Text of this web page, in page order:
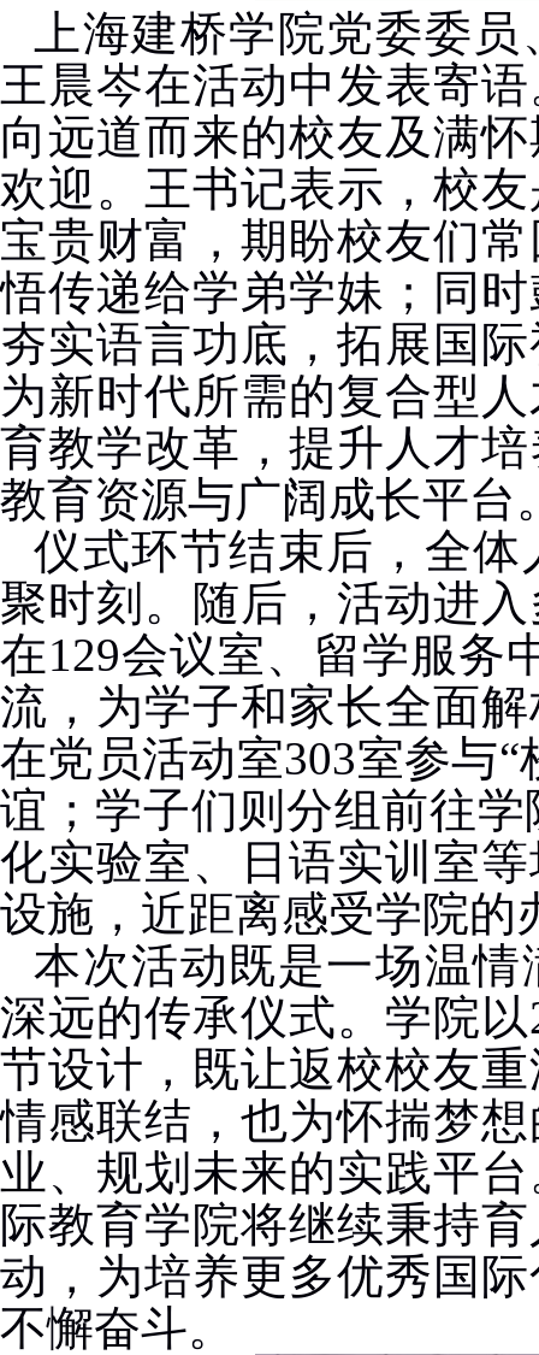
上海建桥学院党委委
王晨岑在活动中发表寄
向远道而来的校友及满
欢迎。王书记表示，校
宝贵财富，期盼校友们
悟传递给学弟学妹；同
夯实语言功底，拓展国
为新时代所需的复合型
育教学改革，提升人才
教育资源与广阔成长平台
仪式环节结束后，全
聚时刻。随后，活动进
在129会议室、留学服务
流，为学子和家长全面
在党员活动室303室参与“
谊；学子们则分组前往
化实验室、日语实训室
设施，近距离感受学院的
本次活动既是一场温
深远的传承仪式。学院以
节设计，既让返校校友
情感联结，也为怀揣梦
业、规划未来的实践平
际教育学院将继续秉持
动，为培养更多优秀国
不懈奋斗。